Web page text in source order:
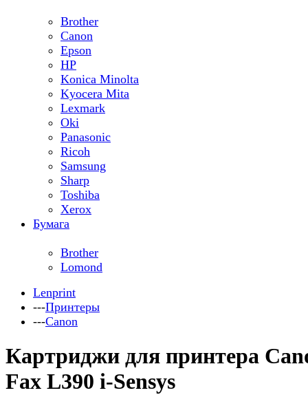
Brother
Canon
Epson
HP
Konica Minolta
Kyocera Mita
Lexmark
Oki
Panasonic
Ricoh
Samsung
Sharp
Toshiba
Xerox
Бумага
Brother
Lomond
Lenprint
---Принтеры
---Canon
Картриджи для принтера
Fax L390 i-Sensys